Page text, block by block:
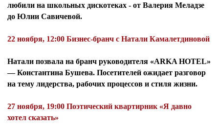
любили на школьных дискотеках - от Валерия Меладзе
до Юлии Савичевой.
22 ноября, 12:00 Бизнес-бранч с Натали Камалетдиновой
Натали позвала на бранч руководителя «ARKA HOTEL»
— Константина Бушева. Посетителей ожидает разговор
на тему лидерства, рабочих процессов и стиля жизни.
27 ноября, 19:00 Поэтический квартирник «Я давно
хотел сказать»